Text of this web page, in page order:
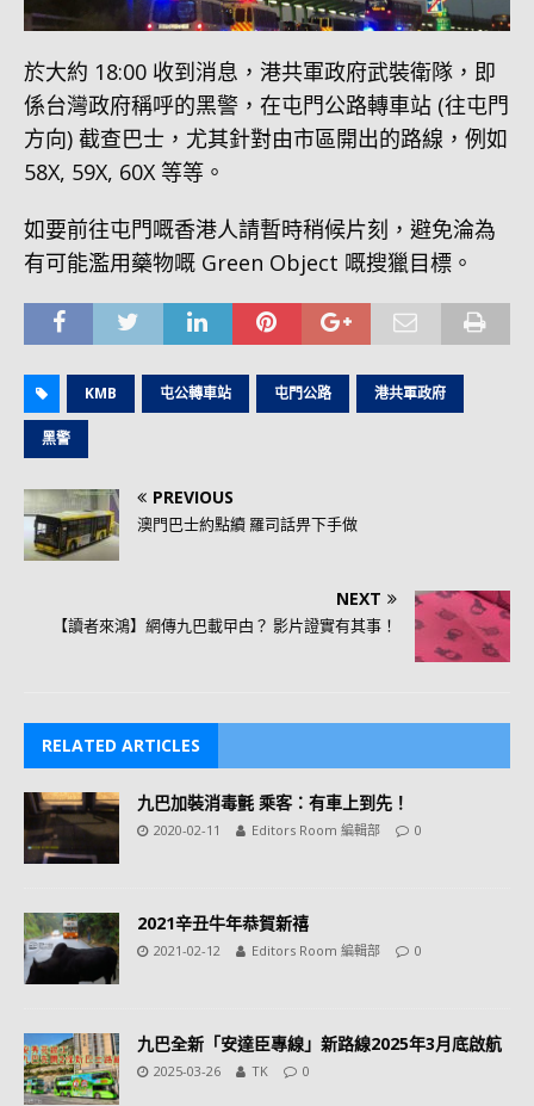
於大約 18:00 收到消息，港共軍政府武裝衛隊，即
係台灣政府稱呼的黑警，在屯門公路轉車站 (往屯門
方向) 截查巴士，尤其針對由市區開出的路線，例如
58X, 59X, 60X 等等。
如要前往屯門嘅香港人請暫時稍候片刻，避免淪為
有可能濫用藥物嘅 Green Object 嘅搜獵目標。
KMB 屯公轉車站 屯門公路 港共軍政府
黑警
PREVIOUS
澳門巴士約點續 羅司話畀下手做
NEXT
【讀者來鴻】網傳九巴載曱甴？ 影片證實有其事！
RELATED ARTICLES
九巴加裝消毒氈 乘客：有車上到先！
2020-02-11 Editors Room 編輯部 0
2021辛丑牛年恭賀新禧
2021-02-12 Editors Room 編輯部 0
九巴全新「安達臣專線」新路線2025年3月底啟航
2025-03-26 TK 0